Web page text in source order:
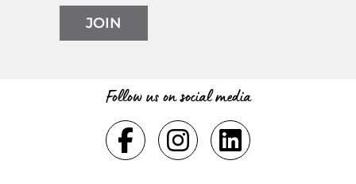
JOIN
Follow us on social media